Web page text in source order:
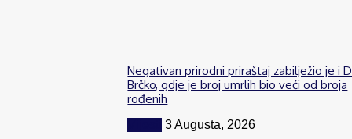
Negativan prirodni priraštaj zabilježio je i
Brčko, gdje je broj umrlih bio veći od broja
rođenih
3 Augusta, 2026